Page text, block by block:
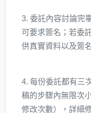
3. 委託內容討論完
可要求簽名；若委
供真實資料以及簽
4. 每份委託都有三
稿的步驟內無限次
修改次數），詳細